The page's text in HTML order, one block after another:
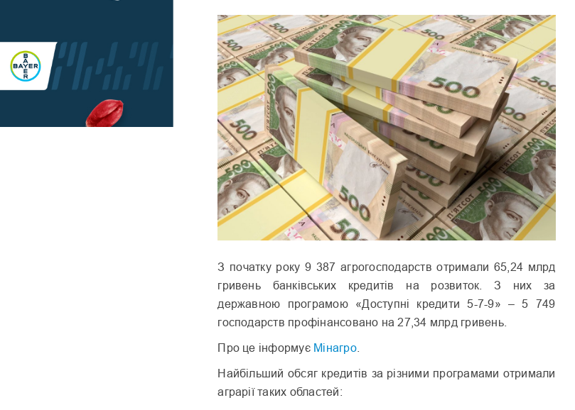
З початку року 9 387 агрогосподарств отримали 65,24 млрд
гривень банківських кредитів на розвиток. З них за
державною програмою «Доступні кредити 5-7-9» – 5 749
господарств профінансовано на 27,34 млрд гривень.
Про це інформує Мінагро.
Найбільший обсяг кредитів за різними програмами отримали
аграрії таких областей: